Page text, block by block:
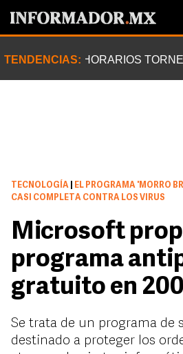
TENDENCIAS: HORARIOS
TECNOLOGÍA
EL PROGRAMA 'MORRO
CASI COMPLETA CONTRA LOS VIRUS
Microsoft
programa
gratuito en
Se trata de un programa de
destinado a proteger los